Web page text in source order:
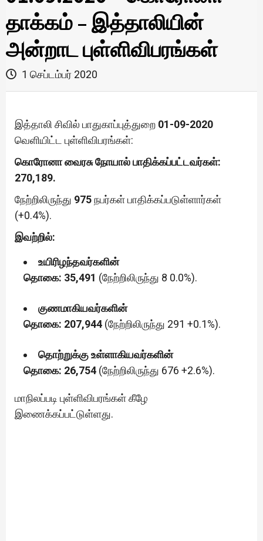
தாக்கம் – இத்தாலியின்
அன்றாட புள்ளிவிபரங்கள்
1 செப்டம்பர் 2020
இத்தாலி சிவில் பாதுகாப்புத்துறை 01-09-2020
வெளியிட்ட புள்ளிவிபரங்கள்:
கொரோனா வைரசு நோயால் பாதிக்கப்பட்டவர்கள்:
270,189.
நேற்றிலிருந்து 975நபர்கள் பாதிக்கப்படுள்ளார்கள்
(+0.4%).
இவற்றில்:
உயிரிழந்தவர்களின்
தொகை: 35,491 (நேற்றிலிருந்து 8 0.0%).
குணமாகியவர்களின்
தொகை: 207,944 (நேற்றிலிருந்து 291 +0.1%).
தொற்றுக்கு உள்ளாகியவர்களின்
தொகை: 26,754 (நேற்றிலிருந்து 676 +2.6%).
மாநிலப்படி புள்ளிவிபரங்கள் கீழே
இணைக்கப்பட்டுள்ளது.